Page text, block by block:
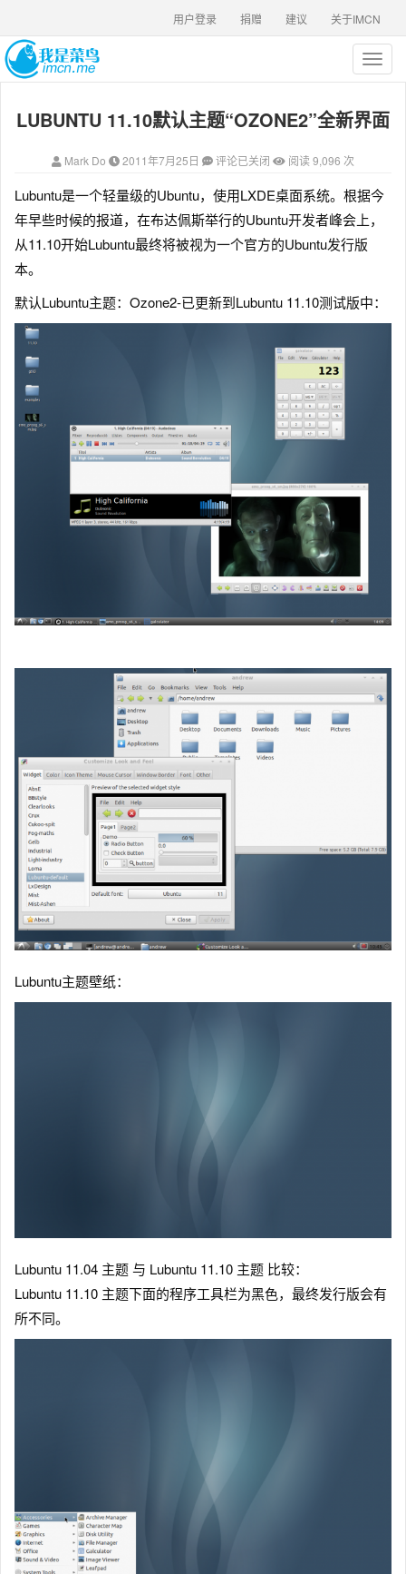
关于IMCN
建议
捐赠
用户登录
T
o
g
l
a
v
i
i
LUBUNTU 11.10默认主题“OZONE2”全新界面
Mark Do 2011年7月25日 评论已关闭 阅读 9,096 次
Lubuntu是一个轻量级的Ubuntu，使用LXDE桌面系统。 根据今
年早些时候的报道，在布达佩斯举行的Ubuntu开发者峰会上，
从11.10开始Lubuntu最终将被视为一个官方的Ubuntu发行版
本。
默认Lubuntu主题：Ozone2-已更新到Lubuntu 11.10测试版中：
Lubuntu主题壁纸：
Lubuntu 11.04 主题 与 Lubuntu 11.10 主题 比较：
Lubuntu 11.10 主题下面的程序工具栏为黑色，最终发行版会有
所不同。